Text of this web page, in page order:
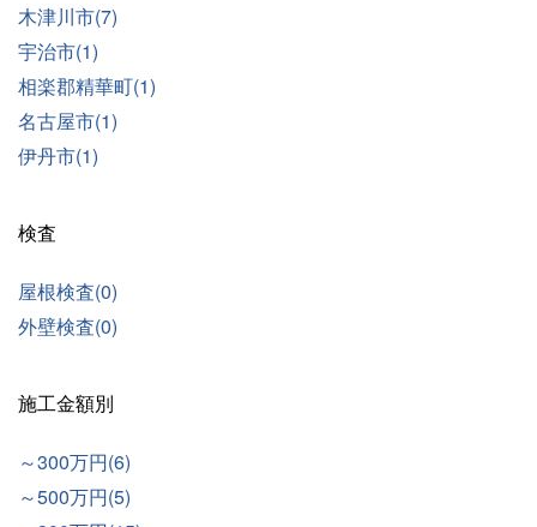
木津川市(7)
宇治市(1)
相楽郡精華町(1)
名古屋市(1)
伊丹市(1)
検査
屋根検査(0)
外壁検査(0)
施工金額別
～300万円(6)
～500万円(5)